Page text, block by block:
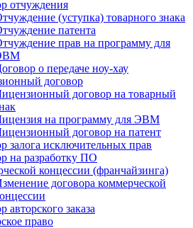
отчуждения
(уступка) товарного знака
патента
прав на программу для
о передаче ноу-хау
договор
договор на товарный
на программу для ЭВМ
договор на патент
залога исключительных прав
на разработку ПО
концессии (франчайзинга)
договора коммерческой
авторского заказа
право